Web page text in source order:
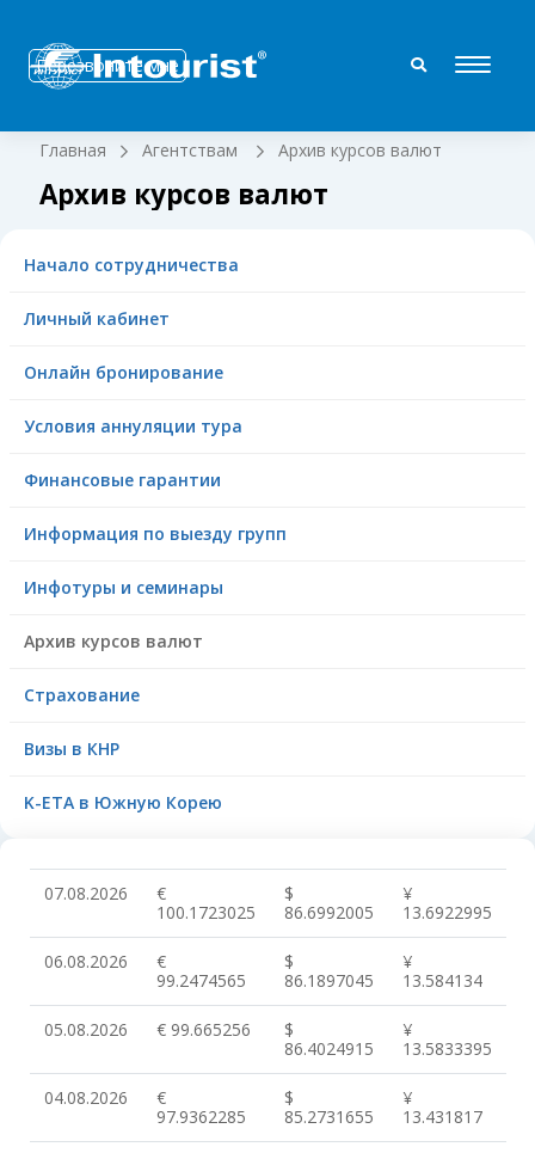
Перезвоните мне
Главная Агентствам Архив курсов валют
Архив курсов валют
Начало сотрудничества
Личный кабинет
Онлайн бронирование
Условия аннуляции тура
Финансовые гарантии
Информация по выезду групп
Инфотуры и семинары
Архив курсов валют
Страхование
Визы в КНР
K-ETA в Южную Корею
07.08.2026
€
100.1723025
$
86.6992005
¥
13.6922995
06.08.2026
€
99.2474565
$
86.1897045
¥
13.584134
05.08.2026 € 99.665256
$
86.4024915
¥
13.5833395
04.08.2026
€
97.9362285
$
85.2731655
¥
13.431817